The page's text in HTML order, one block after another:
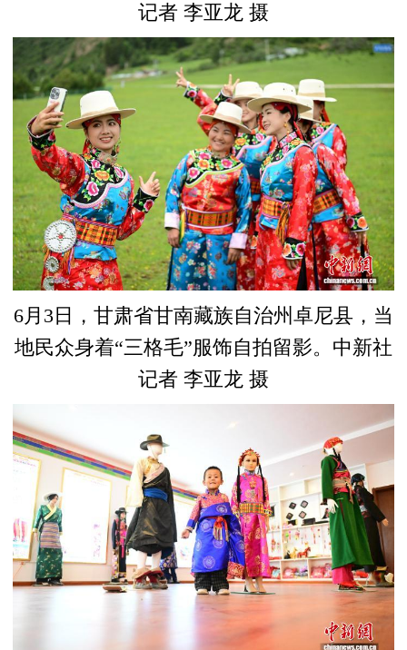
记者 李亚龙 摄
6月3日，甘肃省甘南藏族自治州卓尼县，当
地民众身着“三格毛”服饰自拍留影。中新社
记者 李亚龙 摄